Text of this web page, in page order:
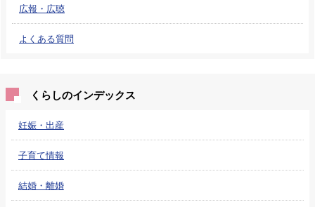
広報・広聴
よくある質問
くらしのインデックス
妊娠・出産
子育て情報
結婚・離婚